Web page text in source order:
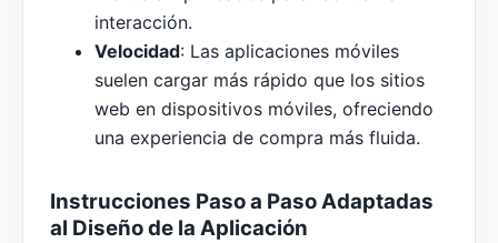
interacción.
Velocidad: Las aplicaciones móviles
suelen cargar más rápido que los sitios
web en dispositivos móviles, ofreciendo
una experiencia de compra más fluida.
Instrucciones Paso a Paso Adaptadas
al Diseño de la Aplicación